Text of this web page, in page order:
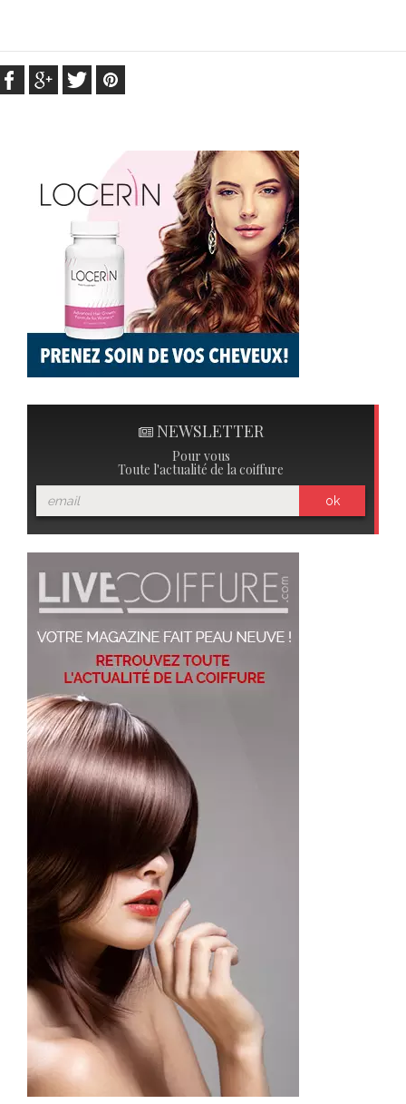
NEWSLETTER
Pour vous
Toute l'actualité de la coiffure
ok